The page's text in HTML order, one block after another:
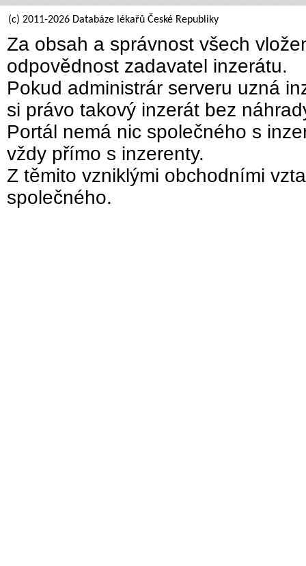
(c) 2011-2026 Databáze lékařů České Republiky
Za obsah a správnost všech
odpovědnost zadavatel inzerátu.
Pokud administrár serveru uzná
si právo takový inzerát bez
Portál nemá nic společného s
vždy přímo s inzerenty.
Z těmito vzniklými obchodními
společného.